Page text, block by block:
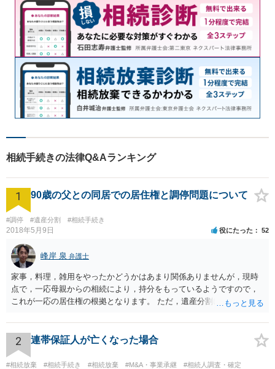
相続手続きの法律Q&Aランキング
1 90歳の父との同居での居住権と調停問題について
#調停 #遺産分割 #相続手続き
2018年5月9日 役にたった 52
峰岸 泉 弁護士
家事，料理，雑用をやったかどうかはあまり関係ありませんが，現時
点で，一応母親からの相続により，持分をもっているようですので，
これが一応の居住権の根拠となります。 ただ，遺産分割により，母の
2 連帯保証人が亡くなった場合
#相続放棄 #相続手続き #相続放棄 #M&A・事業承継
#相続人調査・確定